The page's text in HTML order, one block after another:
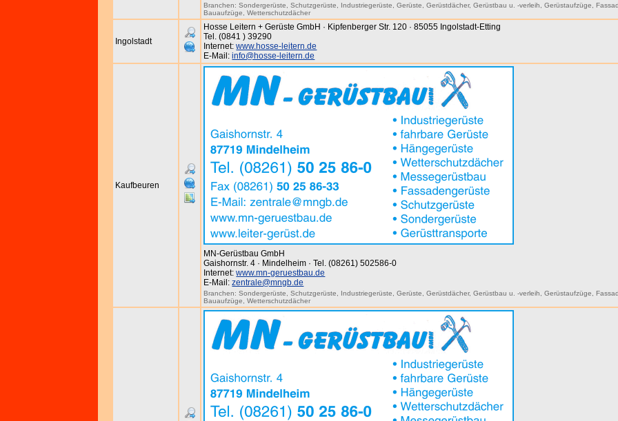
Branchen:Sondergerüste ,Schutzgerüste Industriegerüste ,Gerüste ,Gerüstdächer,Gerüstbau u. -verleih ,Gerüstaufzüge ,
Bauaufzüge
,Wetterschutzdächer
Ingolstadt
Hosse Leitern + Gerüste GmbH · Kipfenberger Str. 120 · 85055 Ingolstadt-Etting
Tel. (0841 ) 39290
Internet:www.hosse-leitern.de
E-Mail:info@hosse-leitern.de
Kaufbeuren
MN-Gerüstbau GmbH
Gaishornstr. 4 · Mindelheim · Tel. (08261) 502586-0
Internet:www.mn-geruestbau.de
E-Mail:zentrale@mngb.de
Branchen:Sondergerüste ,Schutzgerüste Industriegerüste ,Gerüste ,Gerüstdächer,Gerüstbau u. -verleih ,Gerüstaufzüge ,
Bauaufzüge
,Wetterschutzdächer